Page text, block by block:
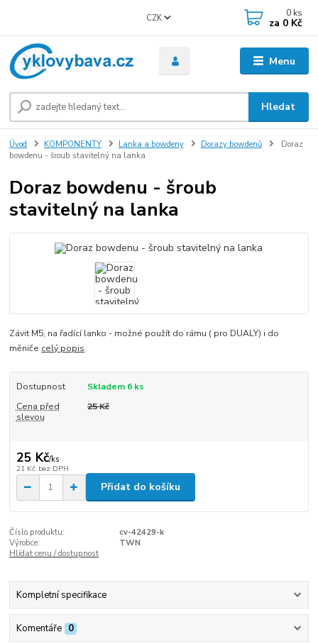
Menu
CZK
Hledat
0 ks
za 0 Kč
Úvod KOMPONENTY Lanka a bowdeny Dorazy bowdenů
Doraz
bowdenu - šroub stavitelný na lanka
Doraz bowdenu - šroub
stavitelný na lanka
Závit M5, na řadící lanko - možné použít do rámu ( pro DUALY) i do
měniče celý popis
Dostupnost
Skladem 6 ks
Cena před
slevou
25 Kč
25 Kč/ks
21 Kč bez DPH
Přidat do košíku
Číslo produktu:
cv-42429-k
Výrobce:
TWN
Hlídat cenu / dostupnost
Kompletní specifikace
Komentáře 0